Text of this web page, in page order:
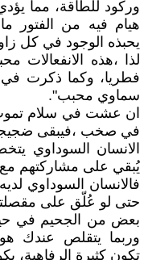
وركود للطاقة، مما
هيام فيه من الفتور
يحبذه الوجود في كل
لذا ،هذه الانفعالات
فطريا، وكما ذكرت
سماوي محبب".
ان عشت في سلام
في صخب ،فيبقى
الانسان السوداوي
يُبقي على مشاركتهم مع
فالانسان السوداوي
حتى لو عُلّق على
بعض من الجحيم في
وربما يتقلص عندك
تكون كثيرة الرفاهية،